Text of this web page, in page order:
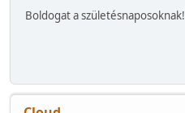
Boldogat a születésnaposoknak!